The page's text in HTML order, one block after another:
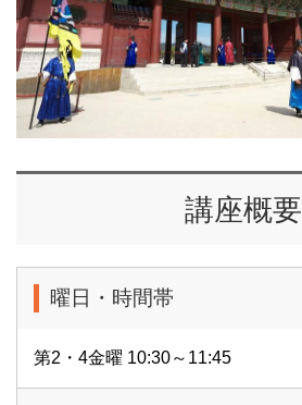
講座概要
曜日・時間帯
第2・4金曜 10:30～11:45